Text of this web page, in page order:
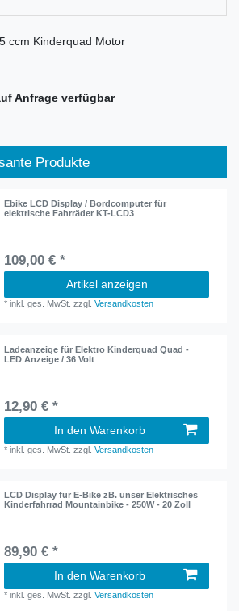
ccm Kinderquad Motor
Anfrage verfügbar
Produkte
Ebike LCD Display / Bordcomputer für
elektrische Fahrräder KT-LCD3
109,00 € *
Artikel anzeigen
*inkl. ges. MwSt. zzgl.Versandkosten
Ladeanzeige für Elektro Kinderquad Quad -
LED Anzeige / 36 Volt
12,90 € *
In den Warenkorb
*inkl. ges. MwSt. zzgl.Versandkosten
LCD Display für E-Bike zB. unser Elektrisches
Kinderfahrrad Mountainbike - 250W - 20 Zoll
89,90 € *
In den Warenkorb
*inkl. ges. MwSt. zzgl.Versandkosten